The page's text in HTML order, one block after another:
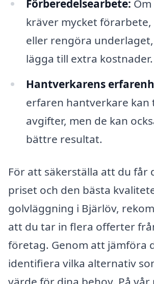
Förberedelsearbete:
kräver mycket förarbete,
eller rengöra
lägga till extra kostnader.
Hantverkarens
erfaren hantverkare kan
avgifter, men de kan
bättre resultat.
För att säkerställa att du får
priset och den bästa
golvläggning i Bjärlöv,
att du tar in flera offerter
företag. Genom att jämföra
identifiera vilka alternativ